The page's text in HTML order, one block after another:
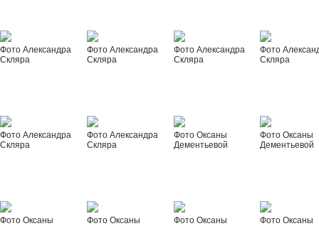
Фото Александра
Скляра
Фото Александра
Скляра
Фото Александра
Скляра
Фото
Скляра
Фото Александра
Скляра
Фото Александра
Скляра
Фото Оксаны
Дементьевой
Фото Оксаны
Дементьевой
Фото Оксаны
Фото Оксаны
Фото Оксаны
Фото Оксаны